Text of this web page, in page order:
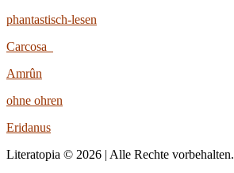
phantastisch-lesen
Carcosa
Amrûn
ohne ohren
Eridanus
Literatopia © 2026 | Alle Rechte vorbehalten.